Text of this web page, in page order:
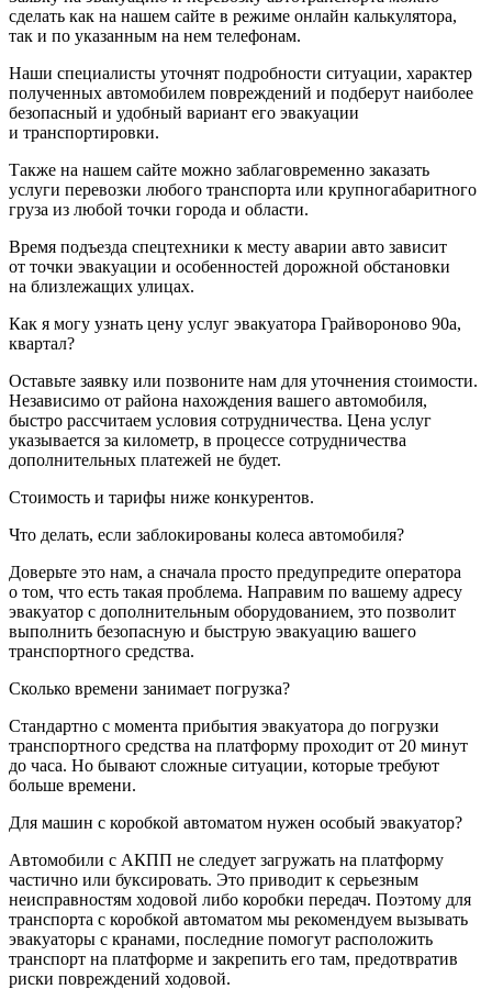
сделать как на нашем сайте в режиме онлайн калькулятора,
так и по указанным на нем телефонам.
Наши специалисты уточнят подробности ситуации, характер
полученных автомобилем повреждений и подберут наиболее
безопасный и удобный вариант его эвакуации
и транспортировки.
Также на нашем сайте можно заблаговременно заказать
услуги перевозки любого транспорта или крупногабаритного
груза из любой точки города и области.
Время подъезда спецтехники к месту аварии авто зависит
от точки эвакуации и особенностей дорожной обстановки
на близлежащих улицах.
Как я могу узнать цену услуг эвакуатора Грайвороново 90а,
квартал?
Оставьте заявку или позвоните нам для уточнения стоимости.
Независимо от района нахождения вашего автомобиля,
быстро рассчитаем условия сотрудничества. Цена услуг
указывается за километр, в процессе сотрудничества
дополнительных платежей не будет.
Стоимость и тарифы ниже конкурентов.
Что делать, если заблокированы колеса автомобиля?
Доверьте это нам, а сначала просто предупредите оператора
о том, что есть такая проблема. Направим по вашему адресу
эвакуатор с дополнительным оборудованием, это позволит
выполнить безопасную и быструю эвакуацию вашего
транспортного средства.
Сколько времени занимает погрузка?
Стандартно с момента прибытия эвакуатора до погрузки
транспортного средства на платформу проходит от 20 минут
до часа. Но бывают сложные ситуации, которые требуют
больше времени.
Для машин с коробкой автоматом нужен особый эвакуатор?
Автомобили с АКПП не следует загружать на платформу
частично или буксировать. Это приводит к серьезным
неисправностям ходовой либо коробки передач. Поэтому для
транспорта с коробкой автоматом мы рекомендуем вызывать
эвакуаторы с кранами, последние помогут расположить
транспорт на платформе и закрепить его там, предотвратив
риски повреждений ходовой.